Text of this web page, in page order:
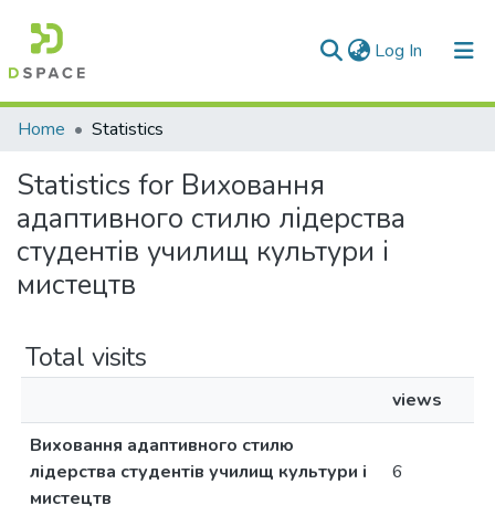
Log In (current)
Communities & Collections
All of DSpace
Home Statistics
Statistics for Виховання
адаптивного стилю лідерства
студентів училищ культури і
мистецтв
Total visits
views
Виховання адаптивного стилю
лідерства студентів училищ культури і
мистецтв
6